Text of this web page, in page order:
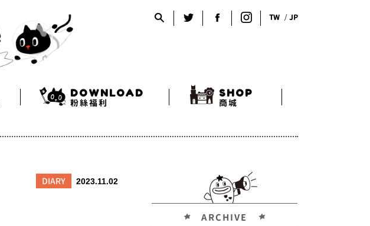
DOWNLOAD
粉絲福利
SHOP
商城
TW JP
DIARY 2023.11.02
ARCHIVE